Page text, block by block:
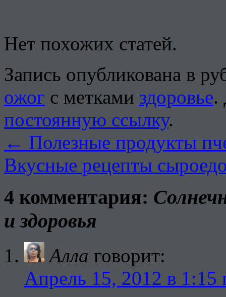
Нет похожих статей.
Запись опубликована в
ожог с метками здоровье.
постоянную ссылку.
← Полезные продукты
Вкусные рецепты
4 комментария:
и здоровья
Алла говорит:
Апрель 15, 2012 в 1:15